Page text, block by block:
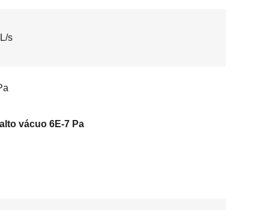
s
vácuo 6E-7 Pa